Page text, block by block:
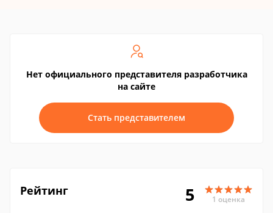
Нет официального представителя разработчика
на сайте
Стать представителем
Рейтинг 5 1 оценка